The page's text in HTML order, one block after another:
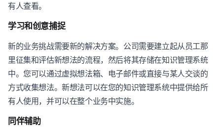
有人查看。
学习和创意捕捉
新的业务挑战需要新的解决方案。公司需要建立起从员工那
里征集和评估新想法的流程，然后将其存储在知识管理系统
中。您可以通过虚拟想法箱、电子邮件或直接与某人交谈的
方式收集想法。新想法可以在您的知识管理系统中提供给所
有人使用，并可以在整个业务中实施。
同伴辅助